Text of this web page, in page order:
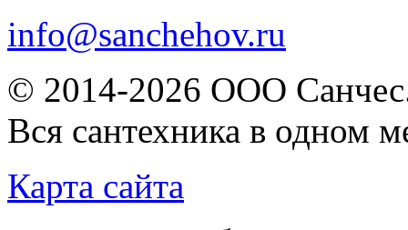
info@sanchehov.ru
© 2014-2026 ООО
Вся сантехника в одном
Карта сайта